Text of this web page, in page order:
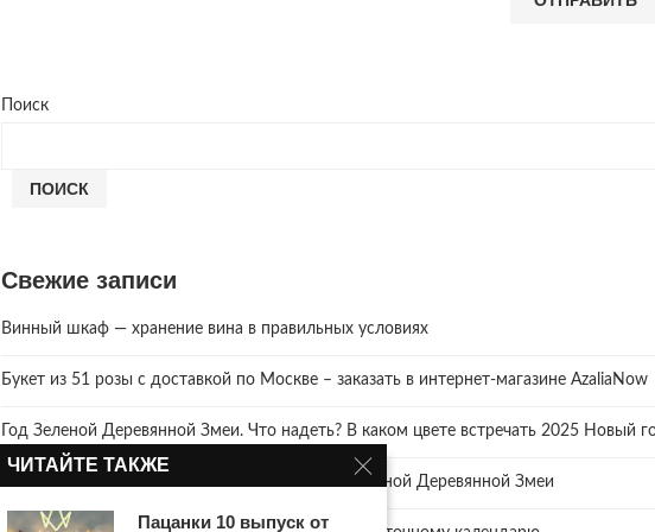
Поиск
ПОИСК
Свежие записи
Винный шкаф — хранение вина в правильных условиях
Букет из 51 розы с доставкой по Москве – заказать в интернет-магазине AzaliaNow
Год Зеленой Деревянной Змеи. Что надеть? В каком цвете встречать 2025 Новый
2025 год. Где и как правильно отмечать год Зелёной Деревянной Змеи
ЧИТАЙТЕ ТАКЖЕ
Пацанки 10 выпуск от